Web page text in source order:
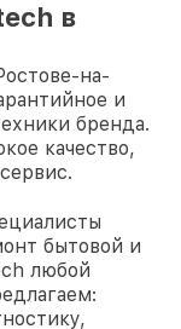
в
на-
и
бренда.
качество,
бытовой и
любой